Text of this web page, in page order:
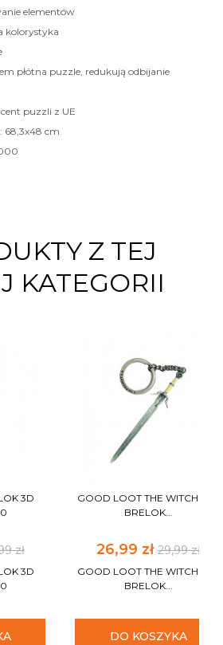
elementów
kolorystyka
płótna puzzle, redukują odbijanie
puzzli z UE
68,3x48 cm
Z TEJ
KATEGORII
3D
zł
3D
GOOD LOOT THE WITCHER 3
BRELOK...
26,99 zł29,99 zł
GOOD LOOT THE WITCHER 3
BRELOK...
DO KOSZYKA